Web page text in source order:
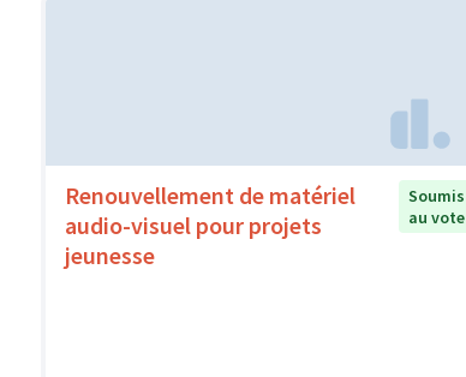
Renouvellement de matériel
audio-visuel pour projets
jeunesse
Soumis
au vote